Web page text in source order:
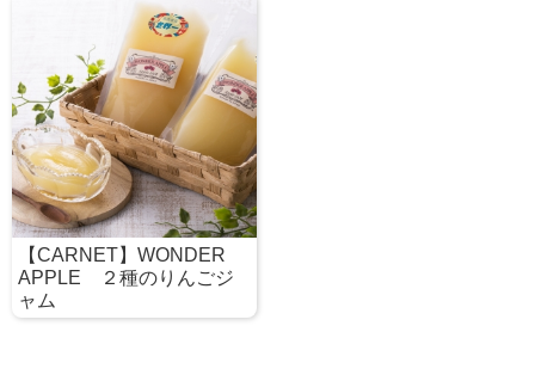
【CARNET】WONDER
APPLE ２種のりんごジ
ャム